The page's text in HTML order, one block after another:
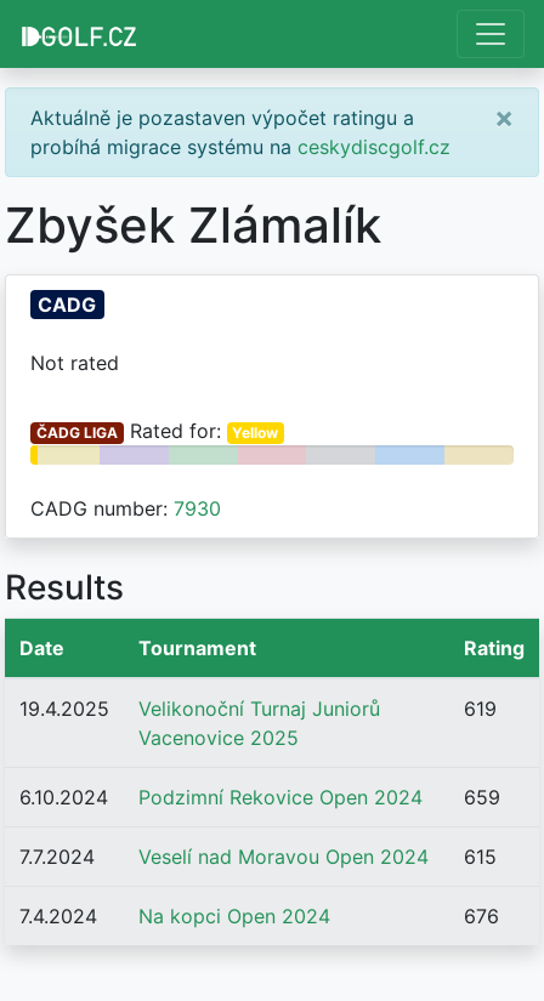
Aktuálně je pozastaven výpočet ratingu a
probíhá migrace systému na ceskydiscgolf.cz
×
Zbyšek Zlámalík
CADG
Not rated
ČADG LIGA Rated for: Yellow
CADG number: 7930
Results
Date Tournament Rating
19.4.2025
Velikonoční Turnaj Juniorů
Vacenovice 2025
619
6.10.2024 Podzimní Rekovice Open 2024 659
7.7.2024 Veselí nad Moravou Open 2024 615
7.4.2024 Na kopci Open 2024 676